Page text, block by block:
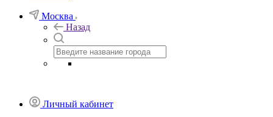
Москва
Назад
Личный кабинет